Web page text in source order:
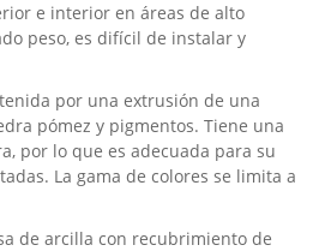
e interior en áreas de alto
peso, es difícil de instalar y
por una extrusión de una
pómez y pigmentos. Tiene una
por lo que es adecuada para su
La gama de colores se limita a
de arcilla con recubrimiento de